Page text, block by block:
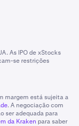
As IPO de xStocks
se restrições
margem está sujeita a
. A negociação com
ser adequada para
da Kraken para saber